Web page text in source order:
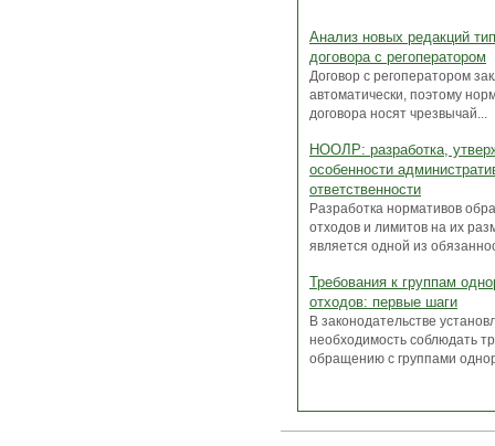
Анализ новых редакций
договора с регоператором
Договор с регоператором
автоматически, поэтому
договора носят чрезвычай...
НООЛР: разработка,
особенности
ответственности
Разработка нормативов
отходов и лимитов на их
является одной из
Требования к группам
отходов: первые шаги
В законодательстве
необходимость соблюдать
обращению с группами